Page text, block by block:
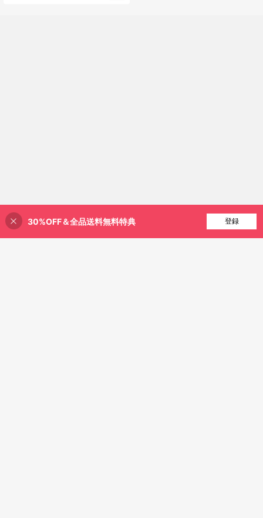
20% 割引！
30%OFF＆全品送料無料特典 登録